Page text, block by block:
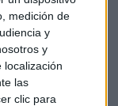
medición de
y
y
localización
las
clic para
de forma
de
en un
de bonos de